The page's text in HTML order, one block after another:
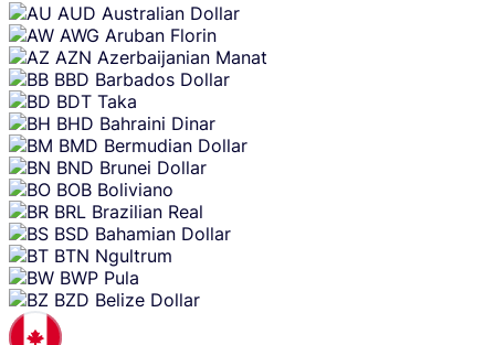
AUD Australian Dollar
AWG Aruban Florin
AZN Azerbaijanian Manat
BBD Barbados Dollar
BDT Taka
BHD Bahraini Dinar
BMD Bermudian Dollar
BND Brunei Dollar
BOB Boliviano
BRL Brazilian Real
BSD Bahamian Dollar
BTN Ngultrum
BWP Pula
BZD Belize Dollar